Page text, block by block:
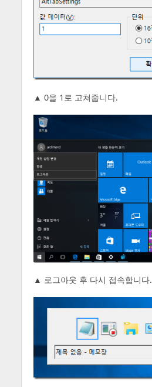
▲ 0을 1로 고쳐줍니다.
▲ 로그아웃 후 다시 접속합니다.